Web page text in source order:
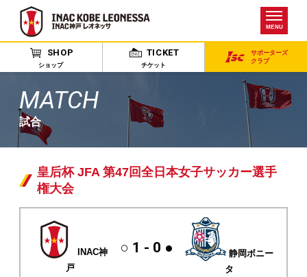
MENU
SHOP
ショップ
TICKET
チケット
サポーターズ
クラブ
MATCH
試合
皇后杯 JFA 第47回全日本女子サッカー選手
権大会
INAC神
戸
○ 1 - 0 ●
静岡ボニー
タ